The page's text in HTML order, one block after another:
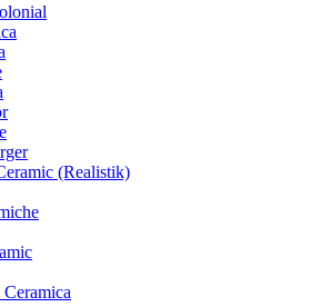
(Realistik)